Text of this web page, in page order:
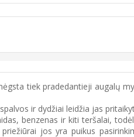
tiek pradedantieji augalų
ir dydžiai leidžia jas
benzenas ir kiti teršalai,
jos yra puikus